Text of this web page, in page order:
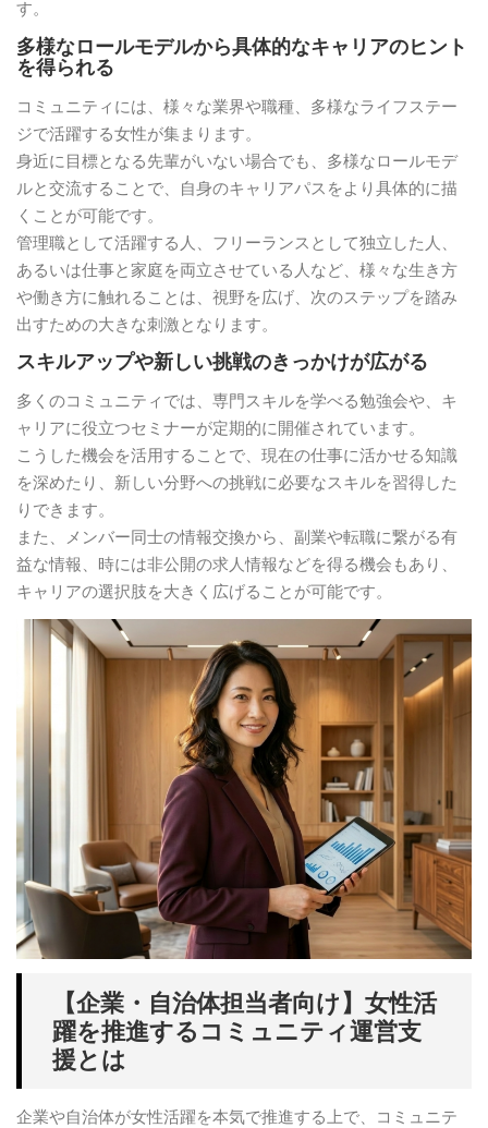
す。
多様なロールモデルから具体的なキャリアのヒント
を得られる
コミュニティには、様々な業界や職種、多様なライフステー
ジで活躍する女性が集まります。
身近に目標となる先輩がいない場合でも、多様なロールモデ
ルと交流することで、自身のキャリアパスをより具体的に描
くことが可能です。
管理職として活躍する人、フリーランスとして独立した人、
あるいは仕事と家庭を両立させている人など、様々な生き方
や働き方に触れることは、視野を広げ、次のステップを踏み
出すための大きな刺激となります。
スキルアップや新しい挑戦のきっかけが広がる
多くのコミュニティでは、専門スキルを学べる勉強会や、キ
ャリアに役立つセミナーが定期的に開催されています。
こうした機会を活用することで、現在の仕事に活かせる知識
を深めたり、新しい分野への挑戦に必要なスキルを習得した
りできます。
また、メンバー同士の情報交換から、副業や転職に繋がる有
益な情報、時には非公開の求人情報などを得る機会もあり、
キャリアの選択肢を大きく広げることが可能です。
【企業・自治体担当者向け】女性活
躍を推進するコミュニティ運営支
援とは
企業や自治体が女性活躍を本気で推進する上で、コミュニテ